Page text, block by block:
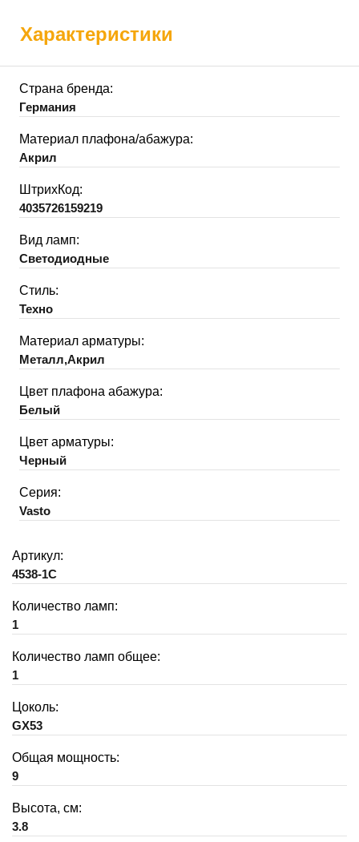
Характеристики
Страна бренда:
Германия
Материал плафона/абажура:
Акрил
ШтрихКод:
4035726159219
Вид ламп:
Светодиодные
Стиль:
Техно
Материал арматуры:
Металл,Акрил
Цвет плафона абажура:
Белый
Цвет арматуры:
Черный
Серия:
Vasto
Артикул:
4538-1C
Количество ламп:
1
Количество ламп общее:
1
Цоколь:
GX53
Общая мощность:
9
Высота, см:
3.8